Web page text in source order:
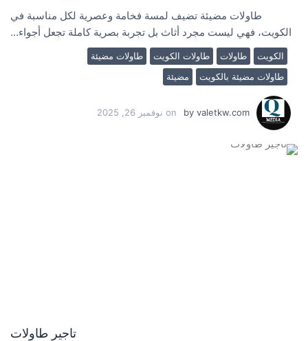
الكويت طاولات طاولات الكويت
طاولات مضيئة
طاولات مضيئة بالكويت
مضيئة
طاولات مضيئة تضيف لمسة فخامة وعصرية لكل مناسبة في
الكويت، فهي ليست مجرد أثاث بل تجربة بصرية كاملة تجعل أجواء…
byvaletkw.com
on نوفمبر 26, 2025
تاجير طاولات